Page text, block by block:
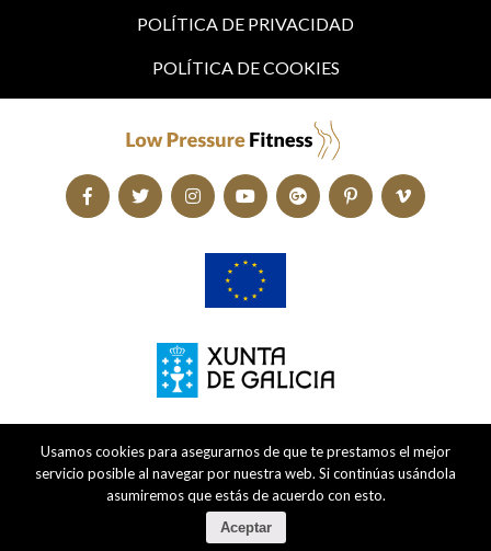
POLÍTICA DE PRIVACIDAD
POLÍTICA DE COOKIES
Usamos cookies para asegurarnos de que te prestamos el mejor
servicio posible al navegar por nuestra web. Si continúas usándola
asumiremos que estás de acuerdo con esto.
Aceptar